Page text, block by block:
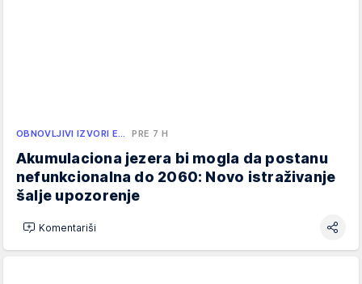
OBNOVLJIVI IZVORI E… PRE 7 H
Akumulaciona jezera bi mogla da postanu
nefunkcionalna do 2060: Novo istraživanje
šalje upozorenje
Komentariši